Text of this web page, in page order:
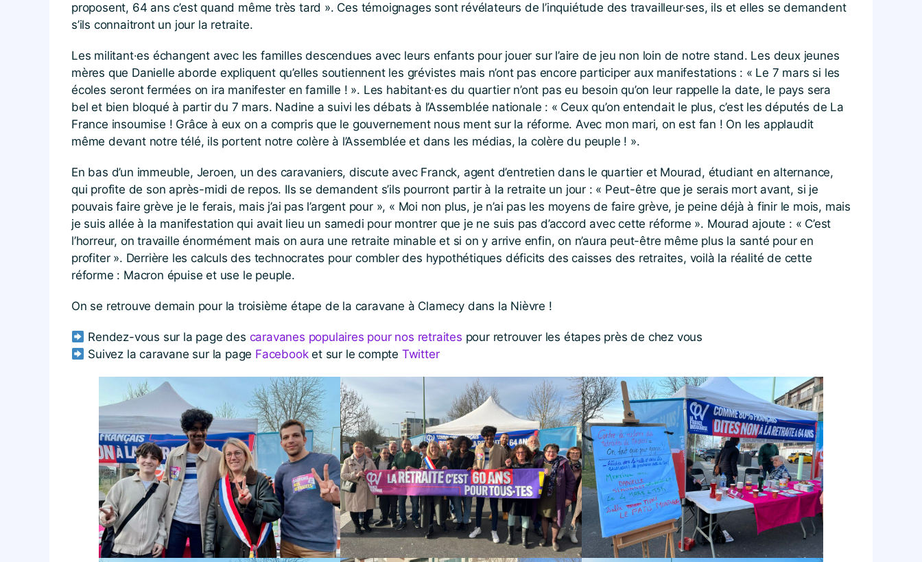
proposent, 64 ans c’est quand même très tard ». Ces témoignages sont révélateurs de l’inquiétude des travailleur·ses, ils et elles se demandent
s’ils connaitront un jour la retraite.
Les militant·es échangent avec les familles descendues avec leurs enfants pour jouer sur l’aire de jeu non loin de notre stand. Les deux jeunes
mères que Danielle aborde expliquent qu’elles soutiennent les grévistes mais n’ont pas encore participer aux manifestations : « Le 7 mars si les
écoles seront fermées on ira manifester en famille ! ». Les habitant·es du quartier n’ont pas eu besoin qu’on leur rappelle la date, le pays sera
bel et bien bloqué à partir du 7 mars. Nadine a suivi les débats à l’Assemblée nationale : « Ceux qu’on entendait le plus, c’est les députés de La
France insoumise ! Grâce à eux on a compris que le gouvernement nous ment sur la réforme. Avec mon mari, on est fan ! On les applaudit
même devant notre télé, ils portent notre colère à l’Assemblée et dans les médias, la colère du peuple ! ».
En bas d’un immeuble, Jeroen, un des caravaniers, discute avec Franck, agent d’entretien dans le quartier et Mourad, étudiant en alternance,
qui profite de son après-midi de repos. Ils se demandent s’ils pourront partir à la retraite un jour : « Peut-être que je serais mort avant, si je
pouvais faire grève je le ferais, mais j’ai pas l’argent pour », « Moi non plus, je n’ai pas les moyens de faire grève, je peine déjà à finir le mois, mais
je suis allée à la manifestation qui avait lieu un samedi pour montrer que je ne suis pas d’accord avec cette réforme ». Mourad ajoute : « C’est
l’horreur, on travaille énormément mais on aura une retraite minable et si on y arrive enfin, on n’aura peut-être même plus la santé pour en
profiter ». Derrière les calculs des technocrates pour combler des hypothétiques déficits des caisses des retraites, voilà la réalité de cette
réforme : Macron épuise et use le peuple.
On se retrouve demain pour la troisième étape de la caravane à Clamecy dans la Nièvre !
Rendez-vous sur la page des caravanes populaires pour nos retraites pour retrouver les étapes près de chez vous
Suivez la caravane sur la page Facebooket sur le compte Twitter